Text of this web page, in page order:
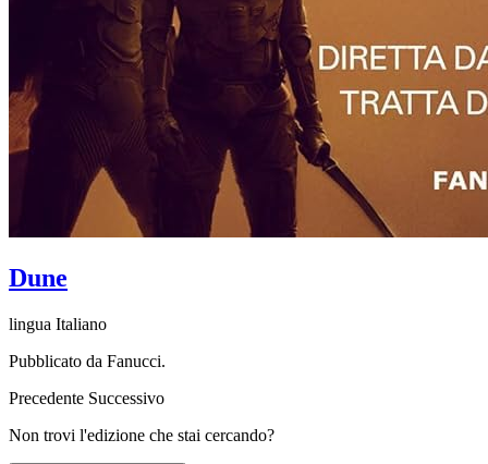
Dune
lingua Italiano
Pubblicato da Fanucci.
Precedente Successivo
Non trovi l'edizione che stai cercando?